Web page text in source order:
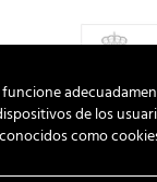
de los
como